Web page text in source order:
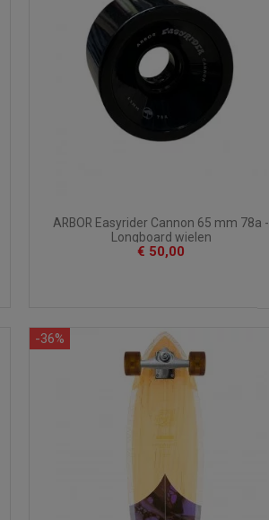
ARBOR Easyrider Cannon 65 mm 78a -
Longboard wielen
€ 50,00
-36%